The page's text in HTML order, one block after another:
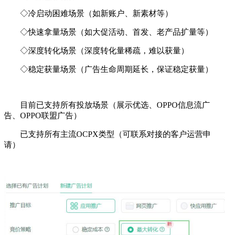
◇冷启动困难场景（如新账户、新素材等）
◇快速拿量场景（如大促活动、首发、老产品扩量等）
◇深度转化场景（深度转化量稀疏，难以获量）
◇稳定获量场景（广告生命周期延长，保证稳定获量）
目前已支持所有投放场景（展示优选、OPPO信息流广
告、OPPO联盟广告）
已支持所有主流OCPX类型（可联系对接的客户运营申
请）